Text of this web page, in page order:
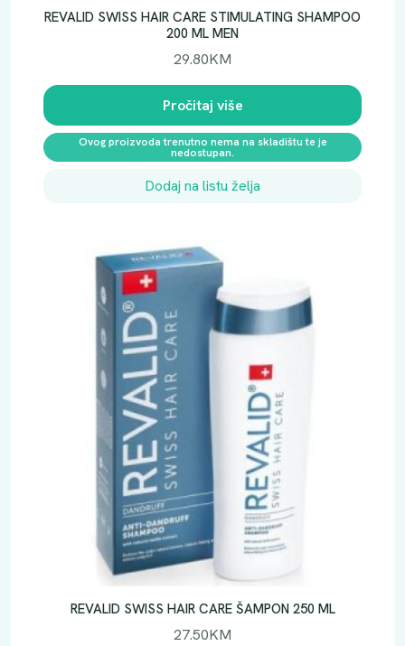
REVALID SWISS HAIR CARE STIMULATING SHAMPOO
200 ML MEN
29.80KM
Pročitaj više
Ovog proizvoda trenutno nema na skladištu te je
nedostupan.
Dodaj na listu želja
REVALID SWISS HAIR CARE ŠAMPON 250 ML
27.50KM